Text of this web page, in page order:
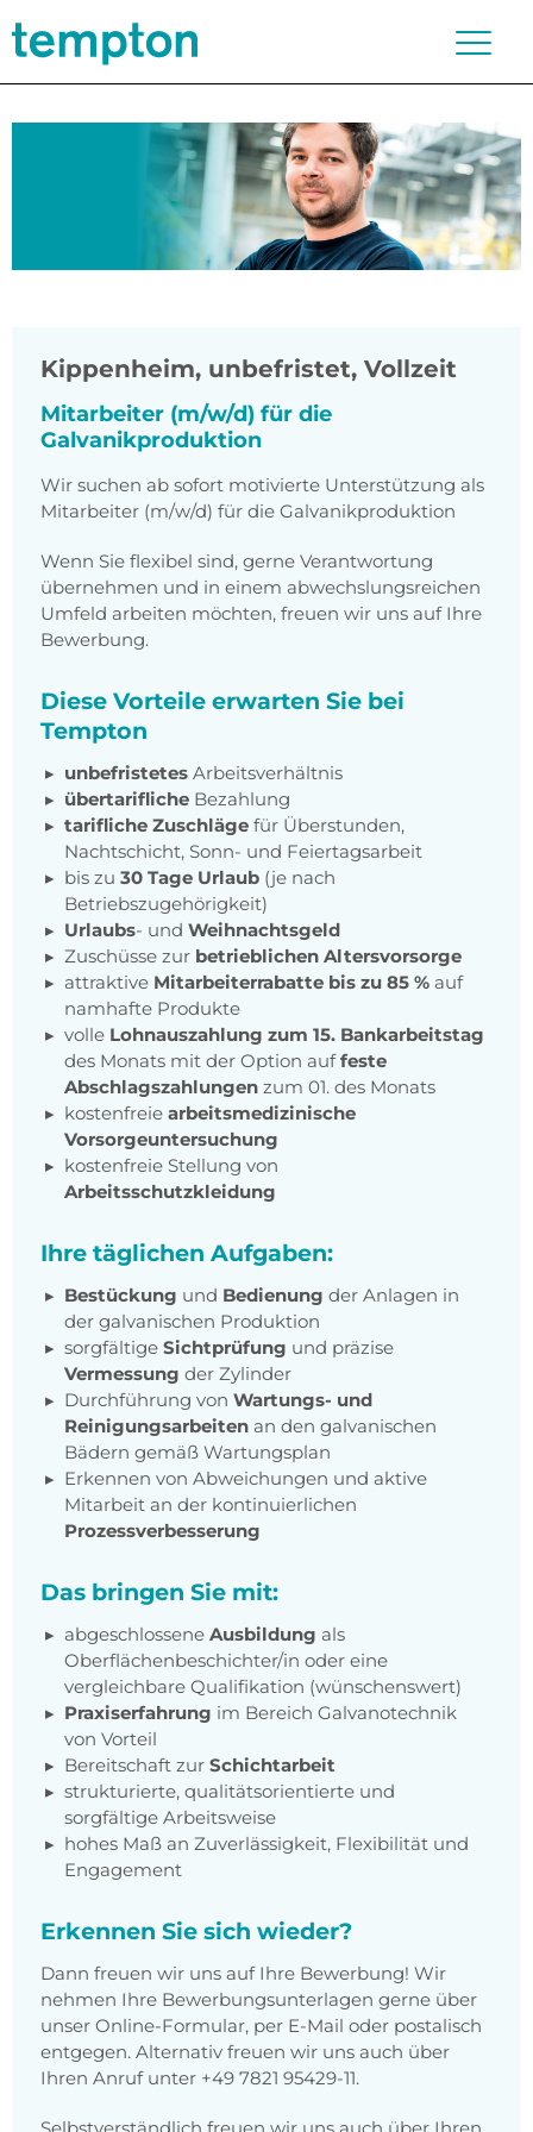
Kippenheim, unbefristet, Vollzeit
Mitarbeiter (m/w/d) für die
Galvanikproduktion
Wir suchen ab sofort motivierte Unterstützung als
Mitarbeiter (m/w/d) für die Galvanikproduktion
Wenn Sie flexibel sind, gerne Verantwortung
übernehmen und in einem abwechslungsreichen
Umfeld arbeiten möchten, freuen wir uns auf Ihre
Bewerbung.
Diese Vorteile erwarten Sie bei
Tempton
unbefristetes Arbeitsverhältnis
übertarifliche Bezahlung
tarifliche Zuschläge für Überstunden,
Nachtschicht, Sonn- und Feiertagsarbeit
bis zu 30 Tage Urlaub (je nach
Betriebszugehörigkeit)
Urlaubs- und Weihnachtsgeld
Zuschüsse zur betrieblichen Altersvorsorge
attraktive Mitarbeiterrabatte bis zu 85 % auf
namhafte Produkte
volle Lohnauszahlung zum 15. Bankarbeitstag
des Monats mit der Option auffeste
Abschlagszahlungen zum 01. des Monats
kostenfreie arbeitsmedizinische
Vorsorgeuntersuchung
kostenfreie Stellung von
Arbeitsschutzkleidung
Ihre täglichen Aufgaben:
Bestückung und Bedienung der Anlagen in
der galvanischen Produktion
sorgfältige Sichtprüfung und präzise
Vermessung der Zylinder
Durchführung von Wartungs- und
Reinigungsarbeiten an den galvanischen
Bädern gemäß Wartungsplan
Erkennen von Abweichungen und aktive
Mitarbeit an der kontinuierlichen
Prozessverbesserung
Das bringen Sie mit:
abgeschlossene Ausbildung als
Oberflächenbeschichter/in oder eine
vergleichbare Qualifikation (wünschenswert)
Praxiserfahrung im Bereich Galvanotechnik
von Vorteil
Bereitschaft zur Schichtarbeit
strukturierte, qualitätsorientierte und
sorgfältige Arbeitsweise
hohes Maß an Zuverlässigkeit, Flexibilität und
Engagement
Erkennen Sie sich wieder?
Dann freuen wir uns auf Ihre Bewerbung! Wir
nehmen Ihre Bewerbungsunterlagen gerne über
unser Online-Formular, per E-Mail oder postalisch
entgegen. Alternativ freuen wir uns auch über
Ihren Anruf unter +49 7821 95429-11.